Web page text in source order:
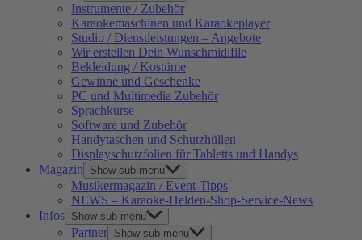
Instrumente / Zubehör
Karaokemaschinen und Karaokeplayer
Studio / Dienstleistungen – Angebote
Wir erstellen Dein Wunschmidifile
Bekleidung / Kostüme
Gewinne und Geschenke
PC und Multimedia Zubehör
Sprachkurse
Software und Zubehör
Handytaschen und Schutzhüllen
Displayschutzfolien für Tabletts und Handys
Magazin
Show sub menu
Musikermagazin / Event-Tipps
NEWS – Karaoke-Helden-Shop-Service-News
Infos Show sub menu
Partner Show sub menu